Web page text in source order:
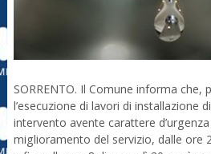
SORRENTO. Il Comune informa che,
l’esecuzione di lavori di installazione
intervento avente carattere
miglioramento del servizio, dalle ore